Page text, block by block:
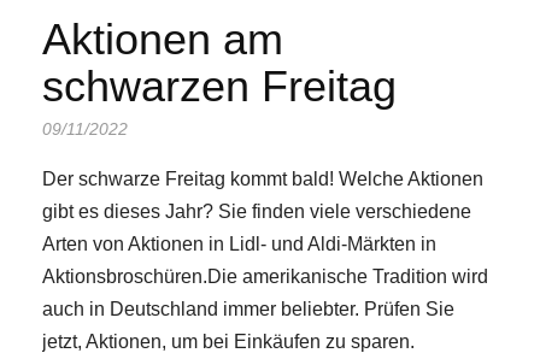
Aktionen am
schwarzen Freitag
09/11/2022
Der schwarze Freitag kommt bald! Welche Aktionen
gibt es dieses Jahr? Sie finden viele verschiedene
Arten von Aktionen in Lidl- und Aldi-Märkten in
Aktionsbroschüren.Die amerikanische Tradition wird
auch in Deutschland immer beliebter. Prüfen Sie
jetzt, Aktionen, um bei Einkäufen zu sparen.